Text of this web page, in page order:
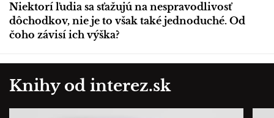
Niektorí ľudia sa sťažujú na nespravodlivosť
dôchodkov, nie je to však také jednoduché. Od
čoho závisí ich výška?
Knihy od interez.sk